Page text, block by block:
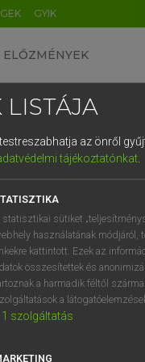
GYIK
ELŐZMÉNYEK
VAN ELŐFIZETÉSED?
megtekintéséhez.
LISTÁJA
az önről
tájékoztatónkat.
statisztikai sütiket
használatának módjáról,
kattintott. Ezek az
összesítettek és
a harmadik féltől
a
1 szolgáltatás
DE CN FR ES IT NL
1 2 3 4
q w e
a s d f
í y x